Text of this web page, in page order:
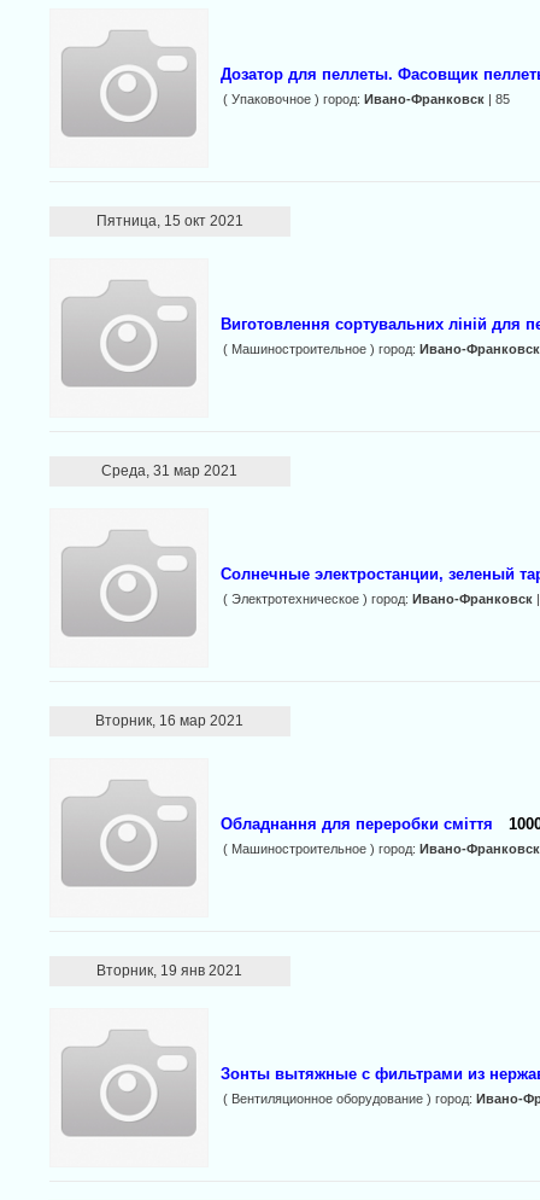
Дозатор для пеллеты. Фасовщик
( Упаковочное ) город: Ивано-Франковск| 85
Пятница, 15 окт 2021
Виготовлення сортувальних ліній для
( Машиностроительное ) город: Ивано-Франковск
Среда, 31 мар 2021
Солнечные электростанции, зеленый
( Электротехническое ) город: Ивано-Франковск|
Вторник, 16 мар 2021
Обладнання для переробки сміття
( Машиностроительное ) город: Ивано-Франковск
Вторник, 19 янв 2021
Зонты вытяжные с фильтрами из
( Вентиляционное оборудование ) город: Ивано-